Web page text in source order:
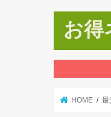
お得
HOME 最